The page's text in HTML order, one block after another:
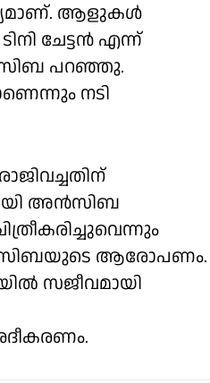
ആളുകൾ
ചേട്ടൻ എന്ന്
പറഞ്ഞു.
നടി
അൻസിബ
ആരോപണം.
സജീവമായി